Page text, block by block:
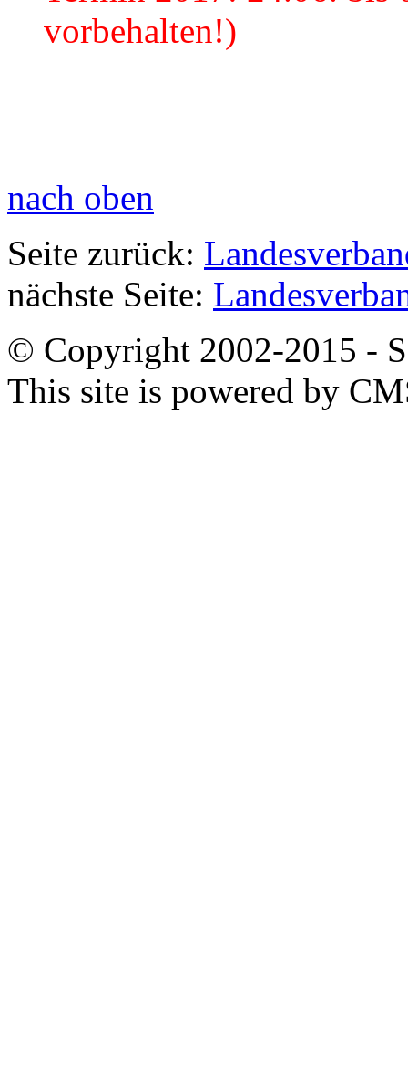
vorbehalten!)
nach oben
Seite zurück:
nächste Seite:
© Copyright 2002-2015 -
This site is powered by